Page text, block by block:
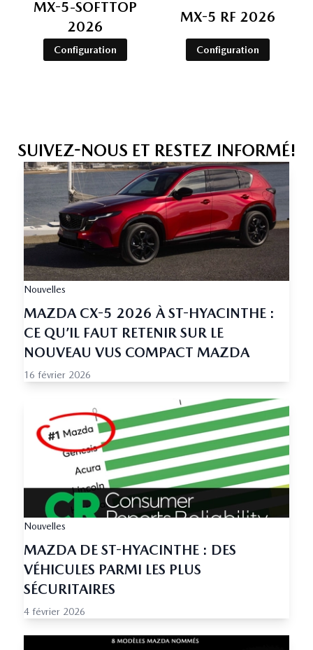
MX-5-SOFTTOP
2026
Configuration
MX-5 RF 2026
Configuration
SUIVEZ-NOUS ET RESTEZ INFORMÉ!
Nouvelles
MAZDA CX-5 2026 À ST-HYACINTHE :
CE QU’IL FAUT RETENIR SUR LE
NOUVEAU VUS COMPACT MAZDA
16 février 2026
Nouvelles
MAZDA DE ST-HYACINTHE : DES
VÉHICULES PARMI LES PLUS
SÉCURITAIRES
4 février 2026